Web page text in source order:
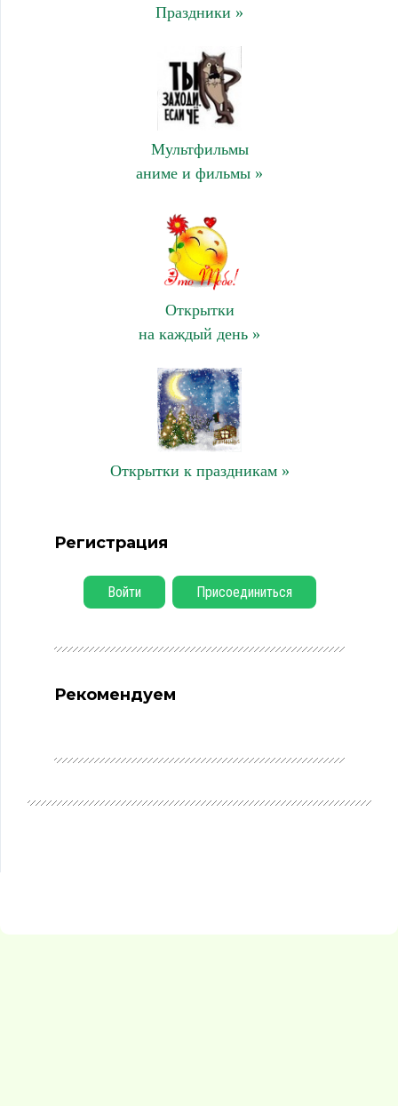
Праздники »
Мультфильмы
аниме и фильмы »
Открытки
на каждый день »
Открытки к праздникам »
Регистрация
Войти Присоединиться
Рекомендуем